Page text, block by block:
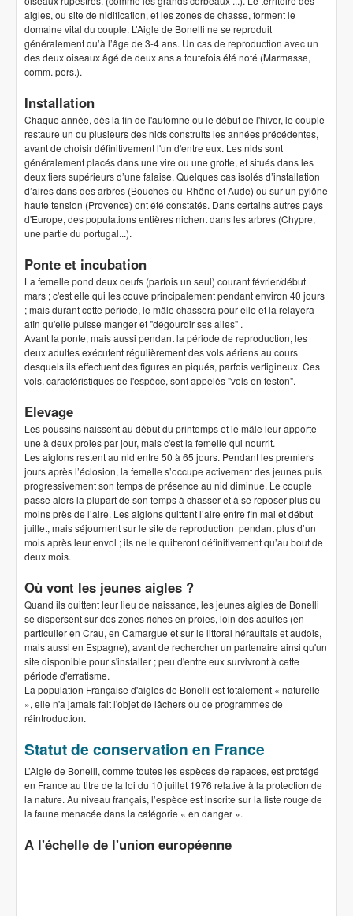
aigles, ou site de nidification, et les zones de chasse, forment le
domaine vital du couple. L’Aigle de Bonelli ne se reproduit
généralement qu’à l’âge de 3-4 ans. Un cas de reproduction avec un
des deux oiseaux âgé de deux ans a toutefois été noté (Marmasse,
comm. pers.).
Installation
Chaque année, dès la fin de l'automne ou le début de l'hiver, le couple
restaure un ou plusieurs des nids construits les années précédentes,
avant de choisir définitivement l'un d'entre eux. Les nids sont
généralement placés dans une vire ou une grotte, et situés dans les
deux tiers supérieurs d’une falaise. Quelques cas isolés d’installation
d’aires dans des arbres (Bouches-du-Rhône et Aude) ou sur un pylône
haute tension (Provence) ont été constatés. Dans certains autres pays
d'Europe, des populations entières nichent dans les arbres (Chypre,
une partie du portugal...).
Ponte et incubation
La femelle pond deux oeufs (parfois un seul) courant février/début
mars ; c'est elle qui les couve principalement pendant environ 40 jours
; mais durant cette période, le mâle chassera pour elle et la relayera
afin qu'elle puisse manger et "dégourdir ses ailes" .
Avant la ponte, mais aussi pendant la période de reproduction, les
deux adultes exécutent régulièrement des vols aériens au cours
desquels ils effectuent des figures en piqués, parfois vertigineux. Ces
vols, caractéristiques de l'espèce, sont appelés "vols en feston".
Elevage
Les poussins naissent au début du printemps et le mâle leur apporte
une à deux proies par jour, mais c'est la femelle qui nourrit.
Les aiglons restent au nid entre 50 à 65 jours. Pendant les premiers
jours après l’éclosion, la femelle s’occupe activement des jeunes puis
progressivement son temps de présence au nid diminue. Le couple
passe alors la plupart de son temps à chasser et à se reposer plus ou
moins près de l’aire. Les aiglons quittent l’aire entre fin mai et début
juillet, mais séjournent sur le site de reproduction pendant plus d’un
mois après leur envol ; ils ne le quitteront définitivement qu’au bout de
deux mois.
Où vont les jeunes aigles ?
Quand ils quittent leur lieu de naissance, les jeunes aigles de Bonelli
se dispersent sur des zones riches en proies, loin des adultes (en
particulier en Crau, en Camargue et sur le littoral héraultais et audois,
mais aussi en Espagne), avant de rechercher un partenaire ainsi qu'un
site disponible pour s'installer ; peu d'entre eux survivront à cette
période d'erratisme.
La population Française d'aigles de Bonelli est totalement « naturelle
», elle n'a jamais fait l'objet de lâchers ou de programmes de
réintroduction.
Statut de conservation en France
L’Aigle de Bonelli, comme toutes les espèces de rapaces, est protégé
en France au titre de la loi du 10 juillet 1976 relative à la protection de
la nature. Au niveau français, l’espèce est inscrite sur la liste rouge de
la faune menacée dans la catégorie « en danger ».
A l'échelle de l'union européenne